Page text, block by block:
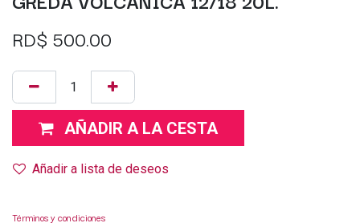
RD$ 500.00
AÑADIR A LA CESTA
Añadir a lista de deseos
Términos y condiciones